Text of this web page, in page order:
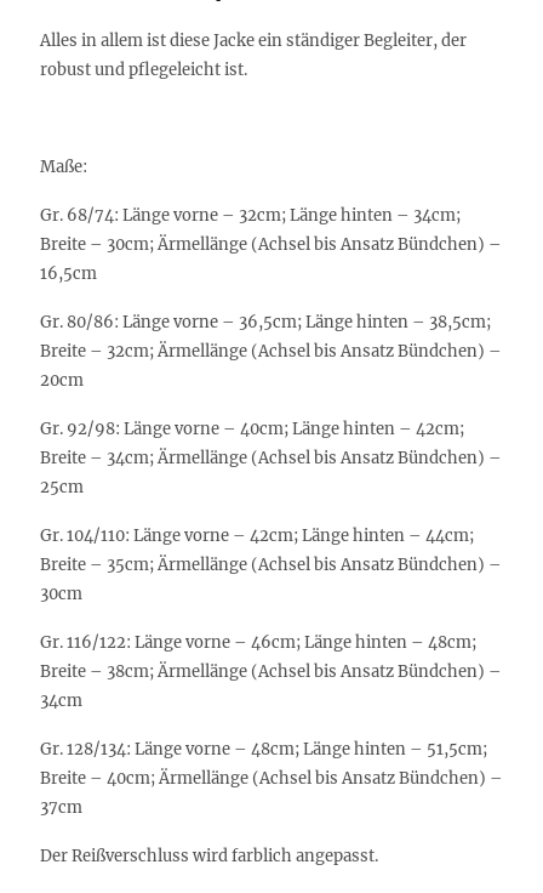
Alles in allem ist diese Jacke ein ständiger Begleiter, der
robust und pflegeleicht ist.
Maße:
Gr. 68/74: Länge vorne – 32cm; Länge hinten – 34cm;
Breite – 30cm; Ärmellänge (Achsel bis Ansatz Bündchen) –
16,5cm
Gr. 80/86: Länge vorne – 36,5cm; Länge hinten – 38,5cm;
Breite – 32cm; Ärmellänge (Achsel bis Ansatz Bündchen) –
20cm
Gr. 92/98: Länge vorne – 40cm; Länge hinten – 42cm;
Breite – 34cm; Ärmellänge (Achsel bis Ansatz Bündchen) –
25cm
Gr. 104/110: Länge vorne – 42cm; Länge hinten – 44cm;
Breite – 35cm; Ärmellänge (Achsel bis Ansatz Bündchen) –
30cm
Gr. 116/122: Länge vorne – 46cm; Länge hinten – 48cm;
Breite – 38cm; Ärmellänge (Achsel bis Ansatz Bündchen) –
34cm
Gr. 128/134: Länge vorne – 48cm; Länge hinten – 51,5cm;
Breite – 40cm; Ärmellänge (Achsel bis Ansatz Bündchen) –
37cm
Der Reißverschluss wird farblich angepasst.